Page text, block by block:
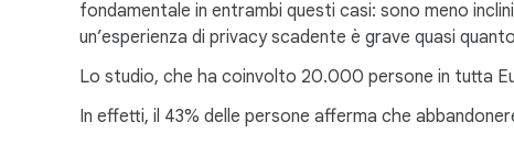
fondamentale in entrambi questi casi: sono meno
un’esperienza di privacy scadente è grave quasi
Lo studio, che ha coinvolto 20.000 persone in tutta
In effetti, il 43% delle persone afferma che